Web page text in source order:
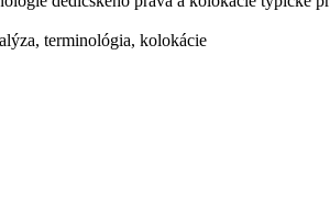
terminológia, kolokácie